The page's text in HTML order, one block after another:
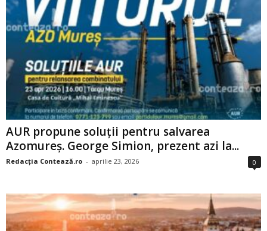
AUR propune soluții pentru salvarea
Azomureș. George Simion, prezent azi la...
Redacția Contează.ro - aprilie 23, 2026 0